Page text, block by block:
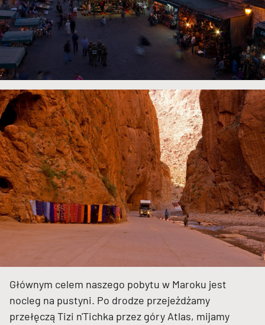
Głównym celem naszego pobytu w Maroku jest
nocleg na pustyni. Po drodze przejeżdżamy
przełęczą Tizi n'Tichka przez góry Atlas, mijamy